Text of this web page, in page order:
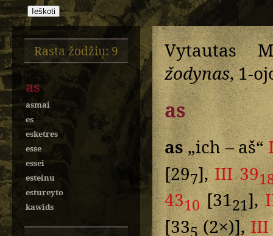
Rasta žodžių: 9
as
asmai
es
esketres
esse
essei
esteinu
estureyto
kawīds
Vytautas
žodynas, 1-
as
as„ich – aš“
[297],III 39
4310[3121],
[335(2×)],III